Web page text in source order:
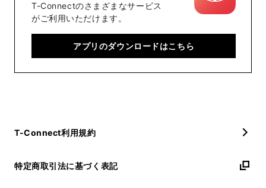
T-Connectのさまざまなサービス
がご利用いただけます。
アプリのダウンロードはこちら
T-Connect利用規約
特定商取引法に基づく表記